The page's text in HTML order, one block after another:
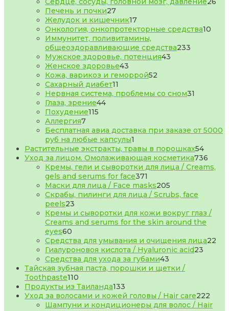
Печень и почки2727
товаров
Желудок и кишечник1717
товаров
Онкология, онкопротекторные средства10
Иммунитет, поливитамины,
общеоздоравливающие средства233
Мужское здоровье, потенция43
Женское здоровье43
товара
Кожа, варикоз и геморрой52
Сахарный диабет11
товаров
Нервная система, проблемы со сном31
Глаза, зрение4444
Похудение115
Аллергия77
товаров
Бесплатная авиа доставка при заказе от 5000
руб на любые капсулы1
товар
Растительные экстракты, травы в порошках5454
товара
Уход за лицом. Омолаживающая косметика736
Кремы, гели и сыворотки для лица / Creams,
gels and serums for face371
товар
Маски для лица / Face masks205
товаров
Скрабы, пилинги для лица / Scrubs, face
peels23
товара
Кремы и сыворотки для кожи вокруг глаз /
Creams and serums for the skin around the
eyes60
товаров
Средства для умывания и очищения лица22
Гиалуроновоя кислота / Hyaluronic acid23
Средства для ухода за губами43
товара
Тайская зубная паста, порошки и щетки /
Toothpaste110
товаров
Продукты из Таиланда133
товара
Уход за волосами и кожей головы / Hair care222
Шампуни и кондиционеры для волос / Hair